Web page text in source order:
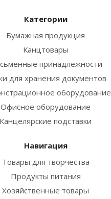
Категории
Бумажная продукция
Канцтовары
принадлежности
для хранения документов
оборудование
Офисное оборудование
Канцелярские подставки
Навигация
Товары для творчества
Продукты питания
Хозяйственные товары